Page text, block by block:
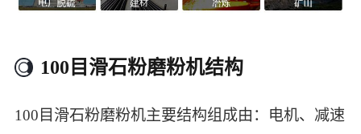
100目滑石粉磨粉机结构
100目滑石粉磨粉机主要结构组成由：电机、减速